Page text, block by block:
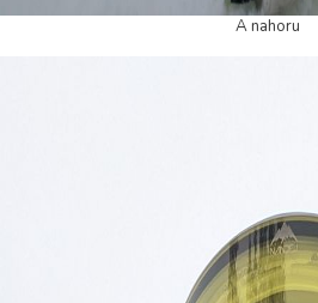
A nahoru